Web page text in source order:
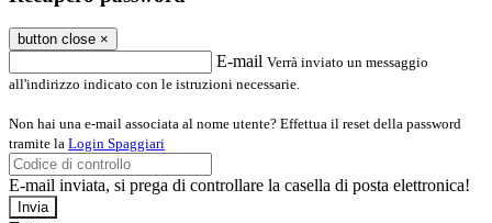
button close ×
E-mail Verrà inviato un messaggio
all'indirizzo indicato con le istruzioni necessarie.
Non hai una e-mail associata al nome utente? Effettua il reset della password
tramite la Login Spaggiari
E-mail inviata, si prega di controllare la casella di posta elettronica!